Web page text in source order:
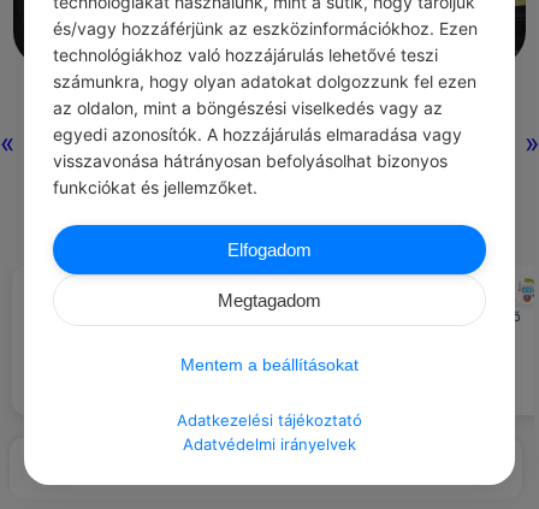
« »
0 0 0 330
Nincs még hozzászólás.
#AJÁNLOTT NAPI
JÓCSELEKEDET
Sétálj el egy árvaházhoz, és
CHATGPT
Régen a családi vacsora alapvető
és/vagy hozzáférjünk az eszközinformációkhoz. Ezen
technológiákhoz való hozzájárulás lehetővé teszi
számunkra, hogy olyan adatokat dolgozzunk fel ezen
az oldalon, mint a böngészési viselkedés vagy az
egyedi azonosítók. A hozzájárulás elmaradása vagy
visszavonása hátrányosan befolyásolhat bizonyos
funkciókat és jellemzőket.
Elfogadom
Megtagadom
Mentem a beállításokat
Adatkezelési tájékoztató
Adatvédelmi irányelvek